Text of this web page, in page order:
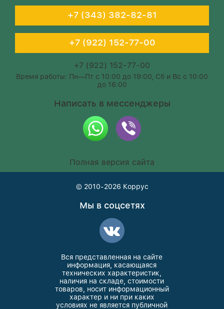
+7 (343) 382-82-81
+7 (922) 152-77-00
+7 (922) 152-77-00
Время работы: Пн—Пт с 10:00 до 19:00, Сб и Вс с 10:00
до 16:00
Написать в мессенджеры
Полная версия сайта
© 2010-2026 Коррус
Мы в соцсетях
Вся представленная на сайте
информация, касающаяся
технических характеристик,
наличия на складе, стоимости
товаров, носит информационный
характер и ни при каких
условиях не является публичной